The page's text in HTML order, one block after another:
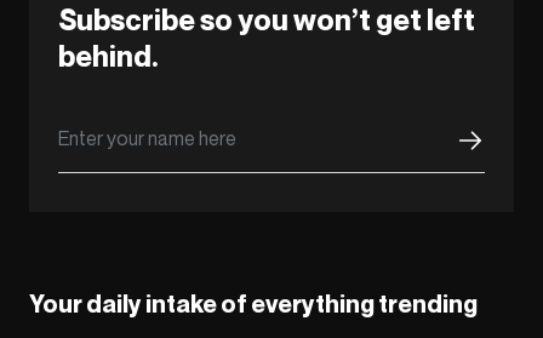
Subscribe so you won’t get left
behind.
Your daily intake of everything trending